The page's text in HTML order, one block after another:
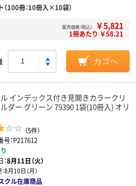
（100冊：10冊入×10袋）
販売価格（税込） ￥5,821
1冊あたり ￥58.21
カゴへ
インデックス付き見開きカラークリ
ダー グリーン 79390 1袋(10冊入) オリ
（5件）
号：P217612
8月11日（火）
8月10日（月）
クル在庫商品